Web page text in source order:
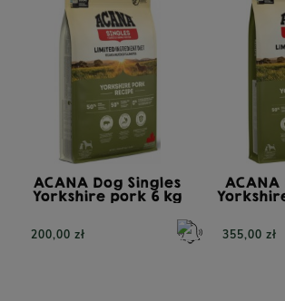
ACANA Dog Singles
Yorkshire pork 6 kg
200,00 zł
ACANA
355,00 zł